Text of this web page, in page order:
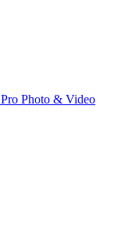
Pro Photo & Video